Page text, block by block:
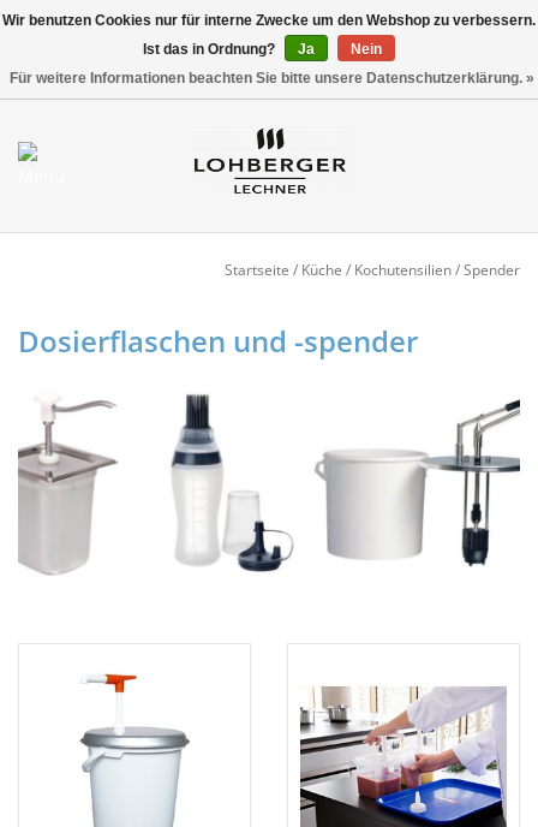
Mein Konto / Kundenkonto
NEU
Gedeckter Tisch
Buffet
Fingerfood
Einrichtung
Startseite / Küche / Kochutensilien/Spender
Dosierflaschen und -spender
Wir benutzen Cookies nur für interne Zwecke um den Webshop zu verbessern.
Ist das in Ordnung?
Ja
Nein
Für weitere Informationen beachten Sie bitte unsere Datenschutzerklärung. »